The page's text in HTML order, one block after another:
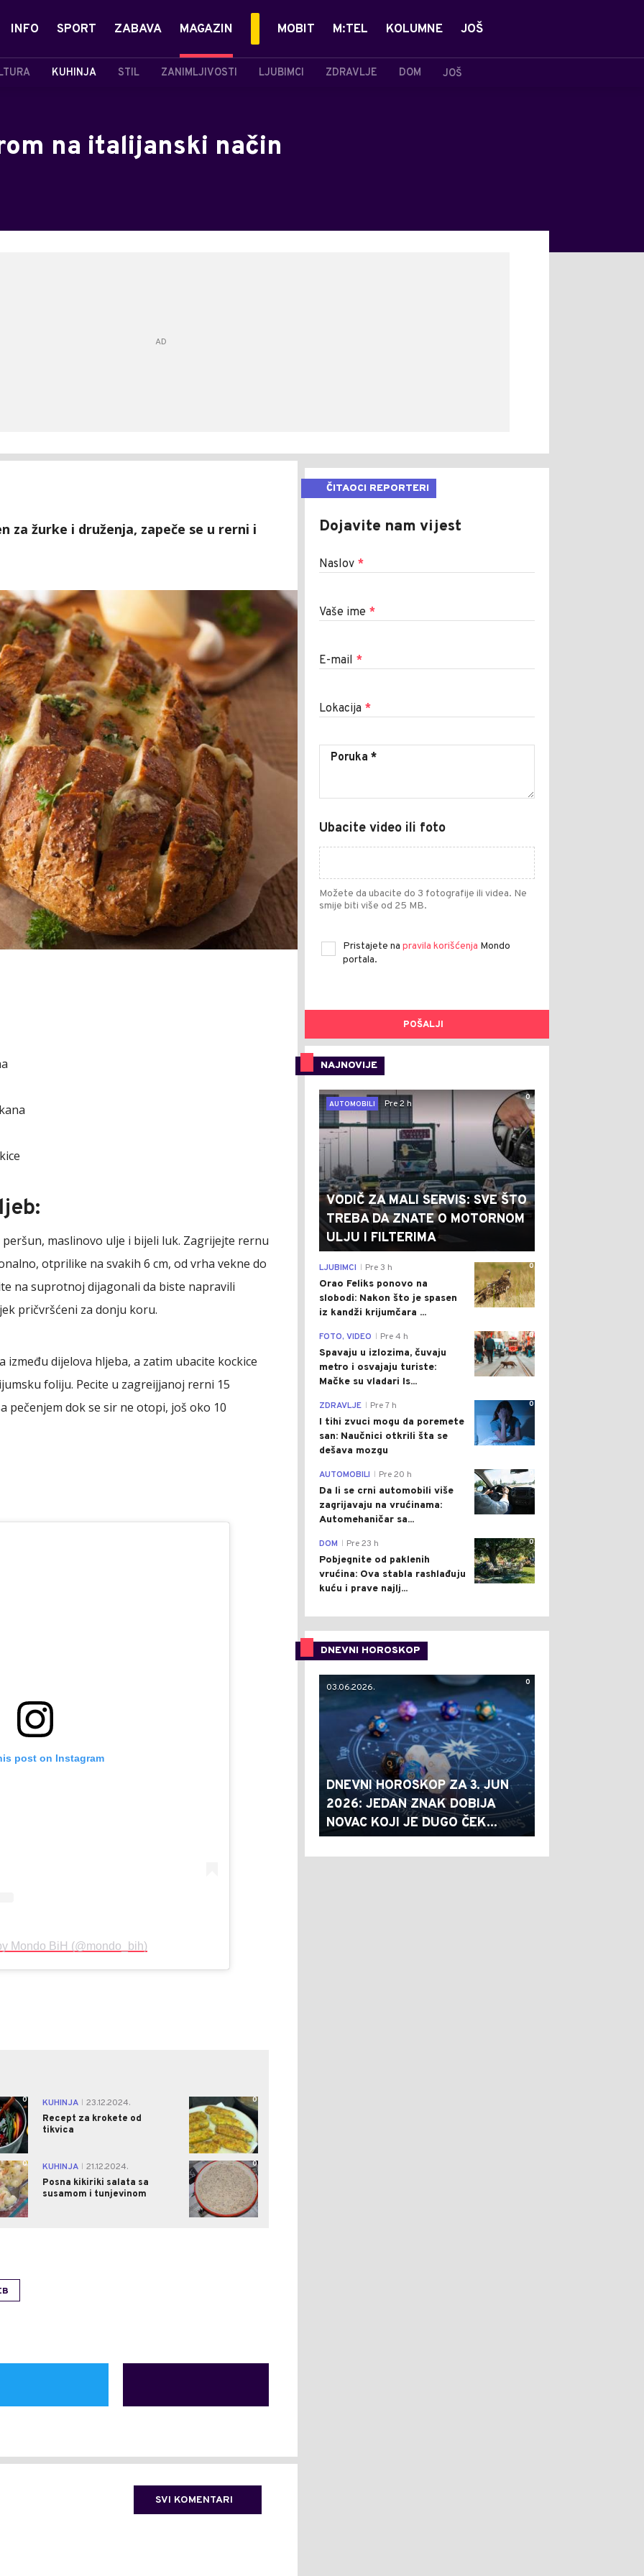
INFO SPORT ZABAVA MAGAZIN
KUHINJA STIL ZANIMLJIVOSTI LJUBIMCI ZDRAVLJE DOM JOŠ
MOBIT M:TEL KOLUMNE JOŠ
na italijanski način
za žurke i druženja, zapeče se u rerni i
maslinovo ulje i bijeli luk. Zagrijejte rernu
otprilike na svakih 6 cm, od vrha vekne do
na suprotnoj dijagonali da biste napravili
pričvršćeni za donju koru.
dijelova hljeba, a zatim ubacite kockice
foliju. Pecite u zagreijjanoj rerni 15
pečenjem dok se sir ne otopi, još oko 10
post on Instagram
Mondo BiH (@mondo_bih)
0 KUHINJA
23.12.2024.
Recept za krokete od
tikvica
0
0 KUHINJA
21.12.2024.
Posna kikiriki salata sa
susamom i tunjevinom
0
SVI KOMENTARI
ČITAOCI REPORTERI
Dojavite nam vijest
Naslov *
Vaše ime *
E-mail *
Lokacija *
Ubacite video ili foto
Možete da ubacite do 3 fotografije ili videa. Ne
smije biti više od 25 MB.
Pristajete na pravila korišćenja Mondo
portala.
POŠALJI
NAJNOVIJE
0
AUTOMOBILI
Pre 2 h
VODIČ ZA MALI SERVIS: SVE ŠTO
TREBA DA ZNATE O MOTORNOM
ULJU I FILTERIMA
0
LJUBIMCI Pre 3 h
Orao Feliks ponovo na
slobodi: Nakon što je spasen
iz kandži krijumčara ...
0
FOTO, VIDEO Pre 4 h
Spavaju u izlozima, čuvaju
metro i osvajaju turiste:
Mačke su vladari Is...
0
ZDRAVLJE Pre 7 h
I tihi zvuci mogu da poremete
san: Naučnici otkrili šta se
dešava mozgu
0
AUTOMOBILI Pre 20 h
Da li se crni automobili više
zagrijavaju na vrućinama:
Automehaničar sa...
0
DOM Pre 23 h
Pobjegnite od paklenih
vrućina: Ova stabla rashlađuju
kuću i prave najlj...
DNEVNI HOROSKOP
0
03.06.2026.
DNEVNI HOROSKOP ZA 3. JUN
2026: JEDAN ZNAK DOBIJA
NOVAC KOJI JE DUGO ČEK...